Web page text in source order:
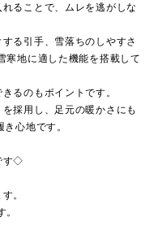
ることで、ムレを逃がしな
る引手、雪落ちのしやすさ
寒地に適した機能を搭載して
るのもポイントです。
採用し、足元の暖かさにも
心地です。
す◇
。